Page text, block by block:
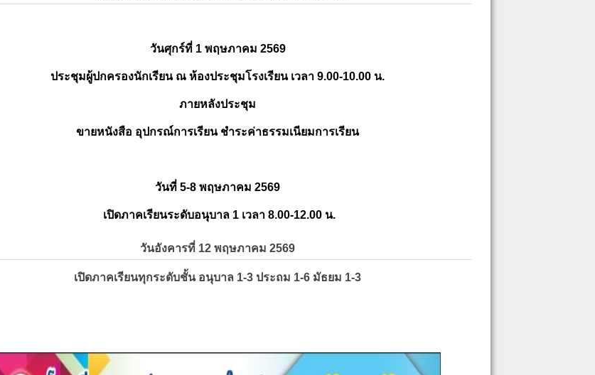
วันศุกร์ที่ 1 พฤษภาคม 2569
ประชุมผู้ปกครองนักเรียน ณ ห้องประชุมโรงเรียน เวลา 9.00-10.00 น.
ภายหลังประชุม
ขายหนังสือ อุปกรณ์การเรียน ชำระค่าธรรมเนียมการเรียน
วันที่ 5-8 พฤษภาคม 2569
เปิดภาคเรียนระดับอนุบาล 1 เวลา 8.00-12.00 น.
วันอังคารที่ 12 พฤษภาคม 2569
เปิดภาคเรียนทุกระดับชั้น อนุบาล 1-3 ประถม 1-6 มัธยม 1-3